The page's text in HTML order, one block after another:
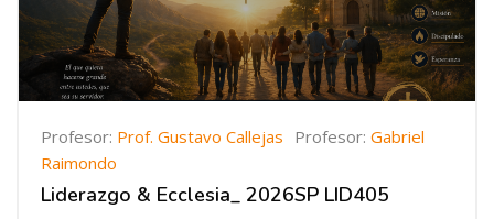
Profesor: Prof. Gustavo Callejas Profesor: Gabriel
Raimondo
Liderazgo & Ecclesia_ 2026SP LID405